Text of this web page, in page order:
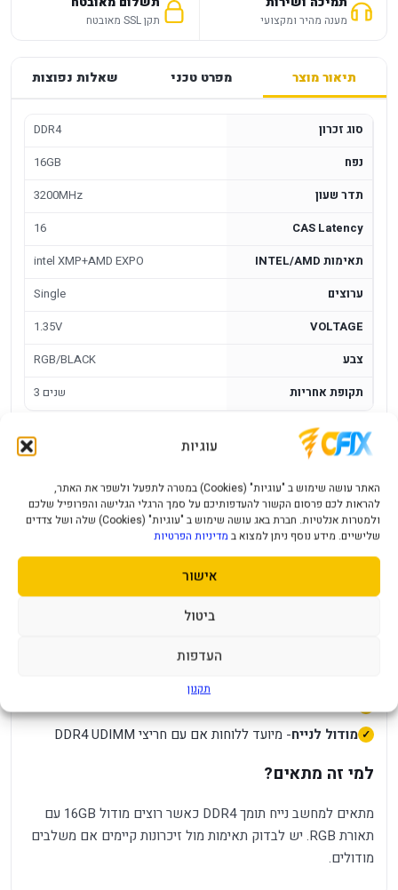
עוגיות
האתר עושה שימוש ב "עוגיות" (Cookies) במטרה לתפעל ולשפר את האתר,
להראות לכם פרסום הקשור להעדפותיכם על סמך הרגלי הגלישה והפרופיל שלכם
ולמטרות אנלטיות. חברת באג עושה שימוש ב "עוגיות" (Cookies) שלה ושל צדדים
שלישיים. מידע נוסף ניתן למצוא ב מדיניות הפרטיות
אישור
ביטול
העדפות
תקנון
מענה מהיר ומקצועי תקן SSL מאובטח
תיאור מוצר מפרט טכני שאלות נפוצות
סוג זכרון
DDR4
נפח
16GB
תדר שעון
3200MHz
CAS Latency
16
תאימות INTEL/AMD
intel XMP+AMD EXPO
ערוצים
Single
VOLTAGE
1.35V
צבע
RGB/BLACK
תקופת אחריות
3 שנים
זכרון לנייח Corsair Vengeance RGB RS
Corsair Vengeance RGB RS בנפח 16GB לנייח הוא מודול זיכרון
למחשב עם 16GB, DDR4, 3200MHZ, UDIMM, CL16, RGB. הוא
מתאים לשדרוג זיכרון במערכת תואמת, כאשר חשוב לבדוק מראש
התאמה ללוח האם, למעבד ולמספר חריצי הזיכרון הפנויים.
- מתאים לשימוש כללי, משחקים וריבוי משימות מתון
RGB RS- כולל תאורת RGB לפי סדרת המוצר
מודול לנייח- מיועד ללוחות אם עם חריצי DDR4 UDIMM
למי זה מתאים?
מתאים למחשב נייח תומך DDR4 כאשר רוצים מודול 16GB עם
תאורת RGB. יש לבדוק תאימות מול זיכרונות קיימים אם משלבים
מודולים.